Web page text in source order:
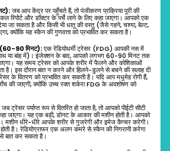
जब आप केंद्र पर पहुँचते हैं, तो पंजीकरण प्रक्रिया पूरी की
रिपोर्ट और डॉक्टर के पर्चे लाने के लिए कहा जाएगा। आपको एक
जा सकता है और किसी भी धातु की वस्तु (जैसे गहने, चश्मा, बेल्ट,
क्योंकि यह स्कैन की गुणवत्ता को प्रभावित कर सकता है।
(60-90मिनट): एक रेडियोधर्मी ट्रेसर (FDG) आपकी नस में
या बांह में)। इंजेक्शन के बाद, आपको लगभग 60-90 मिनट तक
यह समय ट्रेसर को आपके शरीर में फैलने और कोशिकाओं
जाता है। इस दौरान बात न करने और हिलने-डुलने से बचने की सलाह दी
के वितरण को प्रभावित कर सकती है। यदि आप मधुमेह रोगी हैं,
की जाएगी, क्योंकि उच्च रक्त शर्करा FDG के अवशोषण को
ट्रेसर पर्याप्त रूप से वितरित हो जाता है, तो आपको पीईटी सीटी
जाएगा। यह एक बड़ी, डोनट के आकार की मशीन होती है। आपको
मशीन धीरे-धीरे आपके शरीर से गुजरेगी और इमेज कैप्चर करेगी।
होती है। रेडियोग्राफर एक अलग कमरे से स्कैन की निगरानी करेगा
बात कर सकता है।